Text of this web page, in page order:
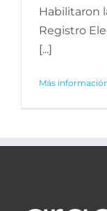
Habilitaron
Registro
[...]
Más